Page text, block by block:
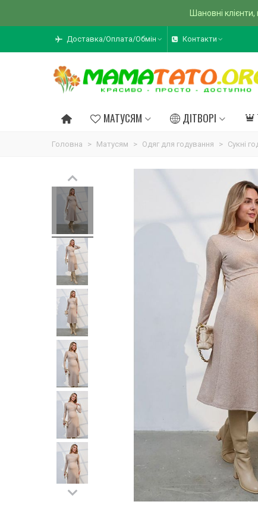
Шановні клієнти,
Доставка/Оплата/Обмін Контакти
МАТУСЯМ ДІТВОРІ
Головна > Матусям > Одяг для годування > Сукні